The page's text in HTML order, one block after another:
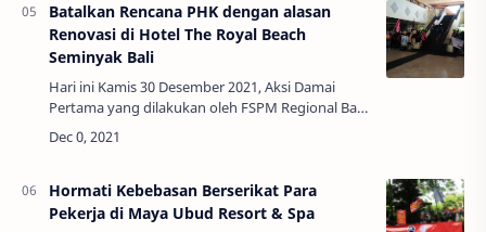
Batalkan Rencana PHK dengan alasan
Renovasi di Hotel The Royal Beach
Seminyak Bali
Hari ini Kamis 30 Desember 2021, Aksi Damai
Pertama yang dilakukan oleh FSPM Regional Bali,
terkait dengan rencana PHK massal terhadap
para Pekerja The Royal Beach Semi…
Hormati Kebebasan Berserikat Para
Pekerja di Maya Ubud Resort & Spa